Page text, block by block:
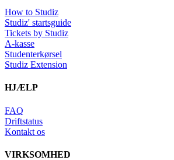
How to Studiz
Studiz' startsguide
Tickets by Studiz
A-kasse
Studenterkørsel
Studiz Extension
HJÆLP
FAQ
Driftstatus
Kontakt os
VIRKSOMHED